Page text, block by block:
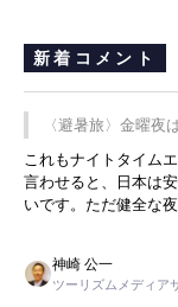
新着コメント
〈避暑旅〉金曜夜
これもナイトタイム
言わせると、日本は
いです。ただ健全な
ような意味で、金曜
限らず外国人にとっ
神崎 公一
ツーリズムメディア